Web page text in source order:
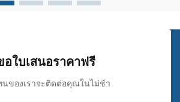
อใบเสนอราคาฟรี
นของเราจะติดต่อคุณในไม่ช้า